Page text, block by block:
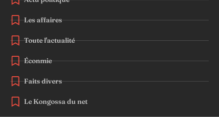
Les affaires
Toute l'actualité
Éconmie
Faits divers
Le Kongossa du net